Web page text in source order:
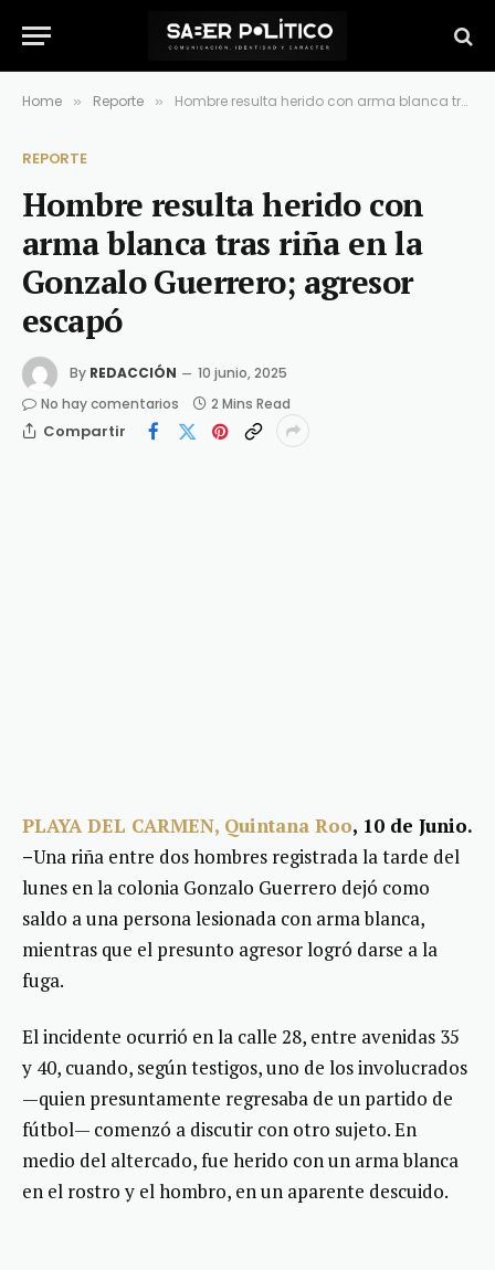
Home » Reporte » Hombre resulta herido con arma blanca tras riña en la Gonzalo Guerrero; agresor escapó
REPORTE
Hombre resulta herido con
arma blanca tras riña en la
Gonzalo Guerrero; agresor
escapó
By REDACCIÓN
10 junio, 2025
No hay comentarios
2 Mins Read
Compartir
PLAYA DEL CARMEN, Quintana Roo, 10 de Junio.
–Una riña entre dos hombres registrada la tarde del
lunes en la colonia Gonzalo Guerrero dejó como
saldo a una persona lesionada con arma blanca,
mientras que el presunto agresor logró darse a la
fuga.
El incidente ocurrió en la calle 28, entre avenidas 35
y 40, cuando, según testigos, uno de los involucrados
—quien presuntamente regresaba de un partido de
fútbol— comenzó a discutir con otro sujeto. En
medio del altercado, fue herido con un arma blanca
en el rostro y el hombro, en un aparente descuido.